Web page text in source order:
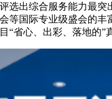
选出综合服务能力最
等国际专业级盛会的
省心、出彩、落地的”